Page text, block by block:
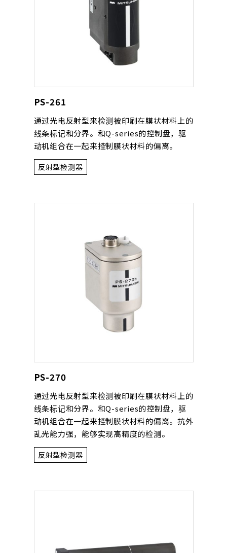
PS-261
通过光电反射型来检测被印刷在膜状材料上的
线条标记和分界。和Q-series的控制盘，驱
动机组合在一起来控制膜状材料的偏离。
反射型检测器
PS-270
通过光电反射型来检测被印刷在膜状材料上的
线条标记和分界。和Q-series的控制盘，驱
动机组合在一起来控制膜状材料的偏离。抗外
乱光能力强，能够实现高精度的检测。
反射型检测器